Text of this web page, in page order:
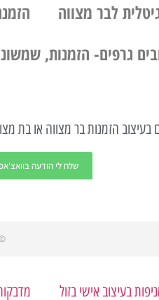
לבר מצווה
גרפים- הזמנות,
בעיצוב הזמנות בר מצווה או בת
שלח לי הודעה
RESERVED​
בעיצוב אישי בזול